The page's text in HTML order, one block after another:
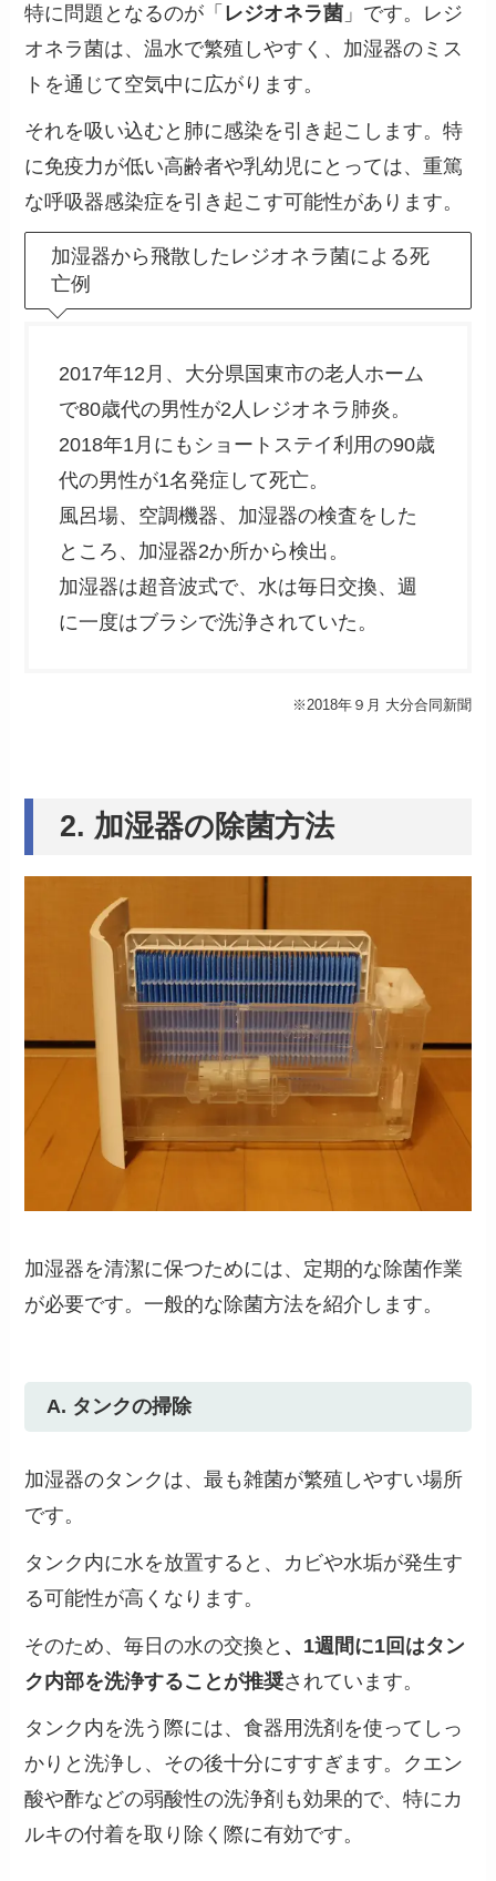
特に問題となるのが「 レジオネラ菌 」です。レジ
オネラ菌は、温水で繁殖しやすく、加湿器のミス
トを通じて空気中に広がります。
それを吸い込むと肺に感染を引き起こします。特
に免疫力が低い高齢者や乳幼児にとっては、重篤
な呼吸器感染症を引き起こす可能性があります。
加湿器から飛散したレジオネラ菌による死
亡例
2017年12月、大分県国東市の老人ホーム
で80歳代の男性が2人レジオネラ肺炎。
2018年1月にもショートステイ利用の90歳
代の男性が1名発症して死亡。
風呂場、空調機器、加湿器の検査をした
ところ、加湿器2か所から検出。
加湿器は超音波式で、水は毎日交換、週
に一度はブラシで洗浄されていた。
※2018年９月 大分合同新聞
2. 加湿器の除菌方法
加湿器を清潔に保つためには、定期的な除菌作業
が必要です。一般的な除菌方法を紹介します。
A. タンクの掃除
加湿器のタンクは、最も雑菌が繁殖しやすい場所
です。
タンク内に水を放置すると、カビや水垢が発生す
る可能性が高くなります。
そのため、毎日の水の交換と 、1週間に1回はタン
ク内部を洗浄することが推奨されています。
タンク内を洗う際には、食器用洗剤を使ってしっ
かりと洗浄し、その後十分にすすぎます。クエン
酸や酢などの弱酸性の洗浄剤も効果的で、特にカ
ルキの付着を取り除く際に有効です​。